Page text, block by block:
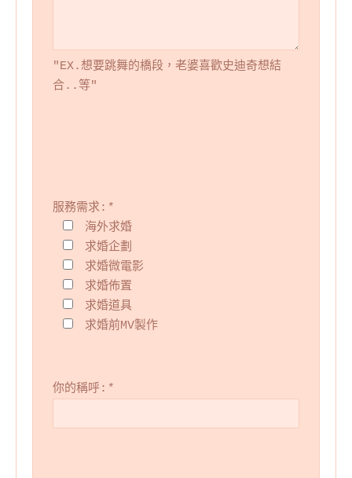
"EX.想要跳舞的橋段，老婆喜歡史迪奇想結
合..等"
服務需求: *
海外求婚
求婚企劃
求婚微電影
求婚佈置
求婚道具
求婚前MV製作
你的稱呼: *